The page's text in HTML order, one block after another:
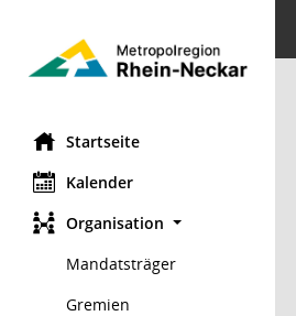
Startseite
Kalender
Organisation
Mandatsträger
Gremien